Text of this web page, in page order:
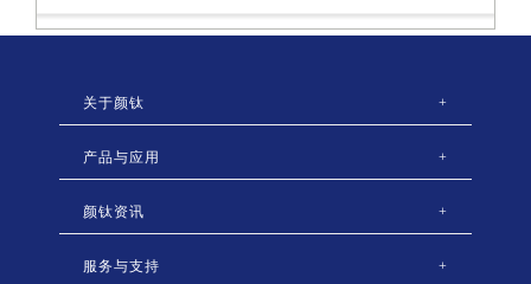
关于颜钛 +
产品与应用 +
颜钛资讯 +
服务与支持 +